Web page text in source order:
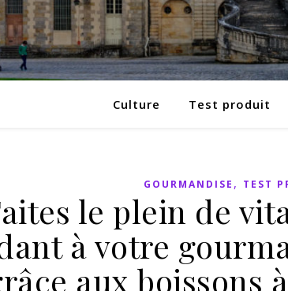
Culture Test produit
GOURMANDISE , TEST
le plein de
à votre
aux boissons